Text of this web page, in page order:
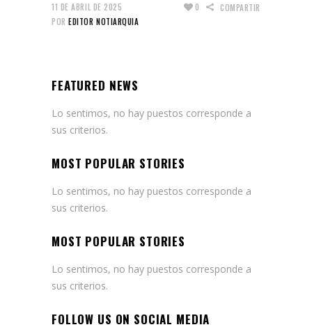
11 DE ABRIL DE 2025
POR EDITOR NOTIARQUIA
0 COMPARTIR
FEATURED NEWS
Lo sentimos, no hay puestos corresponde a
sus criterios.
MOST POPULAR STORIES
Lo sentimos, no hay puestos corresponde a
sus criterios.
MOST POPULAR STORIES
Lo sentimos, no hay puestos corresponde a
sus criterios.
FOLLOW US ON SOCIAL MEDIA